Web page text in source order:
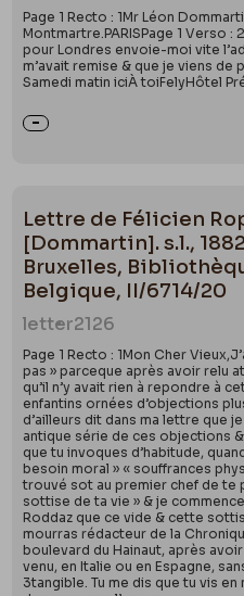
Page 1 Recto : 1Mr Léon
Montmartre.PARISPage 1 Verso
pour Londres envoie-moi vite
m’avait remise & que je viens
Samedi matin iciÀ toiFelyHôtel
Lettre de Félicien
[Dommartin]. s.l.,
Bruxelles,
Belgique, II/6714/20
letter2126
Page 1 Recto : 1Mon Cher
pas » parceque après avoir relu
qu’il n’y avait rien à repondre à
enfantins ornées d’objections
d’ailleurs dit dans ma lettre que
antique série de ces objections
que tu invoques d’habitude,
besoin moral » « souffrances
trouvé sot au premier chef de te
sottise de ta vie » & je
Roddaz que ce vide & cette
mourras rédacteur de la
boulevard du Hainaut, après
venu, en Italie ou en Espagne,
3tangible. Tu me dis que tu vis